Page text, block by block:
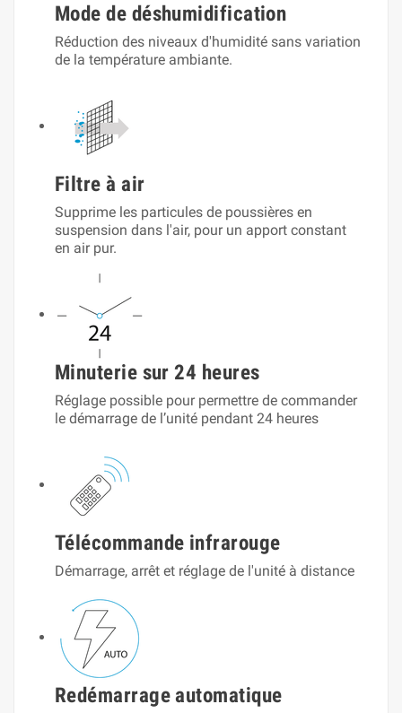
Mode de déshumidification
Réduction des niveaux d'humidité sans variation
de la température ambiante.
Filtre à air
Supprime les particules de poussières en
suspension dans l'air, pour un apport constant
en air pur.
Minuterie sur 24 heures
Réglage possible pour permettre de commander
le démarrage de l’unité pendant 24 heures
Télécommande infrarouge
Démarrage, arrêt et réglage de l'unité à distance
Redémarrage automatique